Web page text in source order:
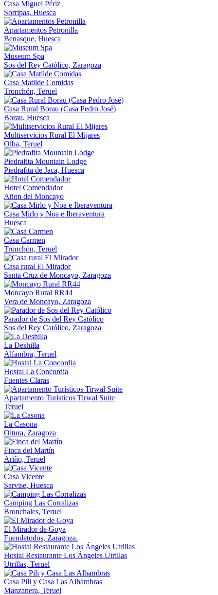
Casa Miguel Périz
Sorripas, Huesca
Apartamentos Petronilla
Benasque, Huesca
Museum Spa
Sos del Rey Católico, Zaragoza
Casa Matilde Comidas
Tronchón, Teruel
Casa Rural Borau (Casa Pedro José)
Borau, Huesca
Multiservicios Rural El Mijares
Olba, Teruel
Piedrafita Mountain Lodge
Piedrafita de Jaca, Huesca
Hotel Comendador
Añon del Moncayo
Casa Mirlo y Noa e Iberaventura
Huesca
Casa Carmen
Tronchón, Teruel
Casa rural El Mirador
Santa Cruz de Moncayo, Zaragoza
Moncayo Rural RR44
Vera de Moncayo, Zaragoza
Parador de Sos del Rey Católico
Sos del Rey Católico, Zaragoza
La Deshilla
Alfambra, Teruel
Hostal La Concordia
Fuentes Claras
Apartamento Turísticos Tirwal Suite
Teruel
La Casona
Oitura, Zaragoza
Finca del Martín
Ariño, Teruel
Casa Vicente
Sarvise, Huesca
Camping Las Corralizas
Bronchales, Teruel
El Mirador de Goya
Fuendetodos, Zaragoza.
Hostal Restaurante Los Ángeles Utrillas
Utrillas, Teruel
Casa Pili y Casa Las Alhambras
Manzanera, Teruel